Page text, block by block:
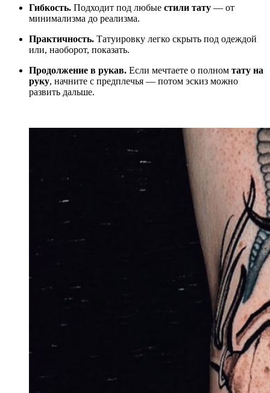
Гибкость. Подходит под любые стили тату — от
минимализма до реализма.
Практичность. Татуировку легко скрыть под одеждой
или, наоборот, показать.
Продолжение в рукав. Если мечтаете о полном тату на
руку, начните с предплечья — потом эскиз можно
развить дальше.